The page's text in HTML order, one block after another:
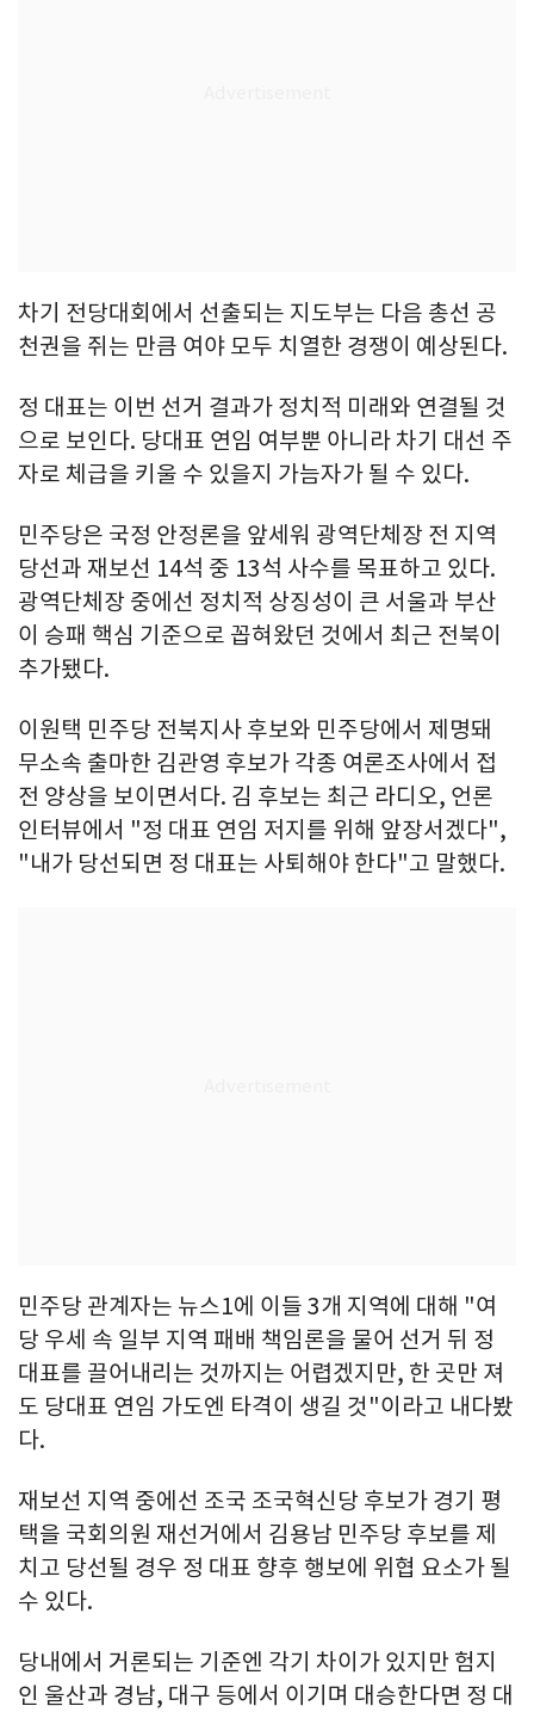
차기 전당대회에서 선출되는 지도부는 다음 총선 공
천권을 쥐는 만큼 여야 모두 치열한 경쟁이 예상된다.
정 대표는 이번 선거 결과가 정치적 미래와 연결될 것
으로 보인다. 당대표 연임 여부뿐 아니라 차기 대선 주
자로 체급을 키울 수 있을지 가늠자가 될 수 있다.
민주당은 국정 안정론을 앞세워 광역단체장 전 지역
당선과 재보선 14석 중 13석 사수를 목표하고 있다.
광역단체장 중에선 정치적 상징성이 큰 서울과 부산
이 승패 핵심 기준으로 꼽혀왔던 것에서 최근 전북이
추가됐다.
이원택 민주당 전북지사 후보와 민주당에서 제명돼
무소속 출마한 김관영 후보가 각종 여론조사에서 접
전 양상을 보이면서다. 김 후보는 최근 라디오, 언론
인터뷰에서 "정 대표 연임 저지를 위해 앞장서겠다",
"내가 당선되면 정 대표는 사퇴해야 한다"고 말했다.
민주당 관계자는 뉴스1에 이들 3개 지역에 대해 "여
당 우세 속 일부 지역 패배 책임론을 물어 선거 뒤 정
대표를 끌어내리는 것까지는 어렵겠지만, 한 곳만 져
도 당대표 연임 가도엔 타격이 생길 것"이라고 내다봤
다.
재보선 지역 중에선 조국 조국혁신당 후보가 경기 평
택을 국회의원 재선거에서 김용남 민주당 후보를 제
치고 당선될 경우 정 대표 향후 행보에 위협 요소가 될
수 있다.
당내에서 거론되는 기준엔 각기 차이가 있지만 험지
인 울산과 경남, 대구 등에서 이기며 대승한다면 정 대